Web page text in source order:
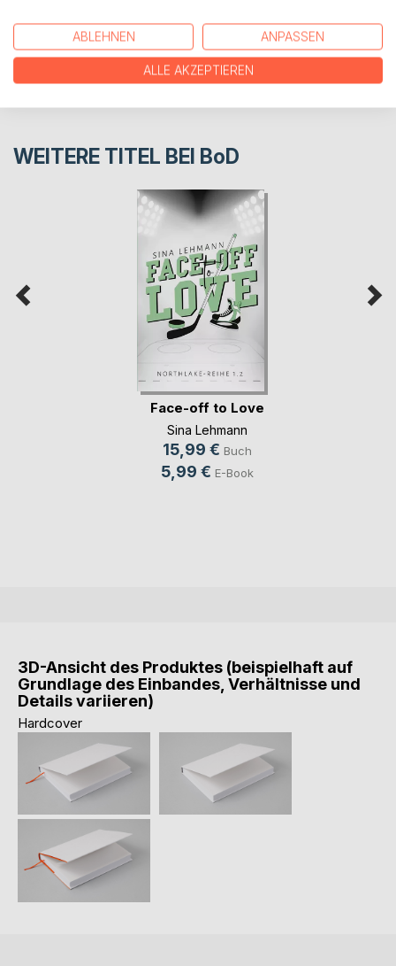
REZENSIONEN
WEITERE TITEL BEI BoD
Face-off to Love
Sina Lehmann
15,99 € Buch
5,99 € E-Book
3D-Ansicht des Produktes (beispielhaft auf
Grundlage des Einbandes, Verhältnisse und
Details variieren)
Hardcover
ABLEHNEN ANPASSEN
ALLE AKZEPTIEREN